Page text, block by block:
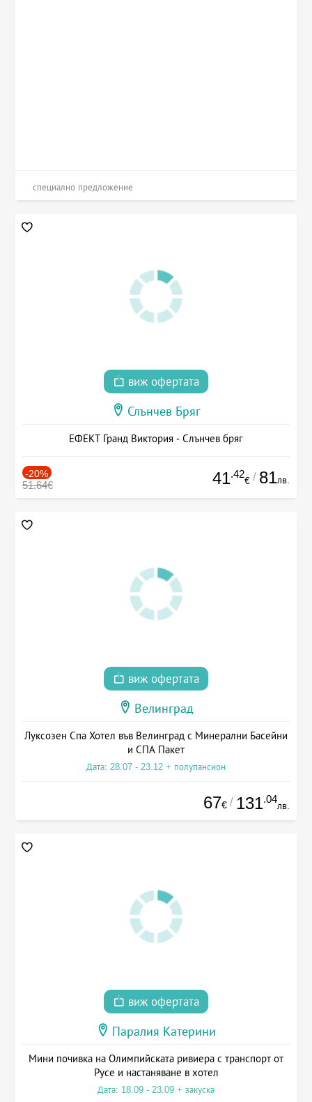
специално предложение
виж офертата
Слънчев Бряг
ЕФЕКТ Гранд Виктория - Слънчев бряг
-20%
51.64€ 41.42
€ / 81лв.
виж офертата
Велинград
Луксозен Спа Хотел във Велинград с Минерални Басейни
и СПА Пакет
Дата: 28.07 - 23.12 + полупансион
67€ / 131.04
лв.
виж офертата
Паралия Катерини
Мини почивка на Олимпийската ривиера с транспорт от
Русе и настаняване в хотел
Дата: 18.09 - 23.09 + закуска